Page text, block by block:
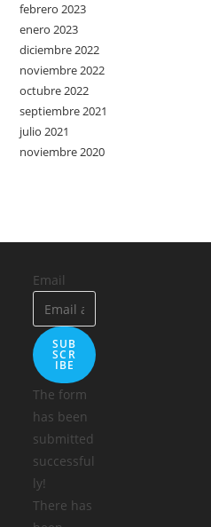
febrero 2023
enero 2023
diciembre 2022
noviembre 2022
octubre 2022
septiembre 2021
julio 2021
noviembre 2020
Email
SUB
SCR
IBE
The form
has been
submitted
successful
ly!
There has